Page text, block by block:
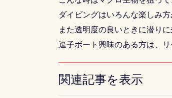
ダイビングはいろんな楽しみ方
また透明度の良いときに潜りに
逗子ボート興味のある方は、
関連記事を表示